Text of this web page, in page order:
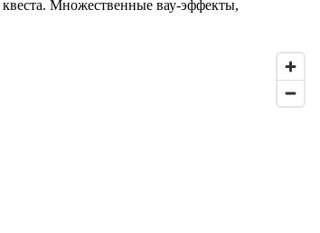
Множественные вау-эффекты,